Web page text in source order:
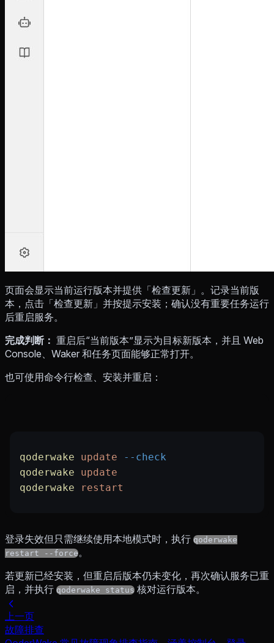
页面会显示当前运行版本并提供「检查更新」。记录当前版
本，点击「检查更新」并按提示安装；确认没有重要任务运行
后重启服务。
完成判断： 重启后“当前版本”显示为目标新版本，并且 Web
Console、Waker 和任务页面能够正常打开。
也可使用命令行检查、安装并重启：
qoderwake update --check
qoderwake update
qoderwake restart
登录失效但只需继续使用本地模式时，执行 qoderwake
restart --force。
若更新已经安装，但重启后版本仍未变化，再次确认服务已重
启，并执行 qoderwake status 核对运行版本。
上一页
故障排查